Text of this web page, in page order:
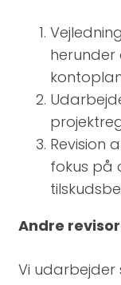
Revision
fokus på
Andre
Vi